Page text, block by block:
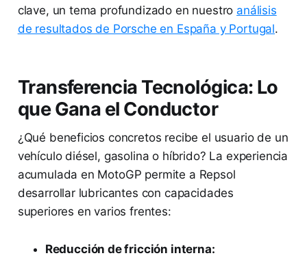
clave, un tema profundizado en nuestro análisis
de resultados de Porsche en España y Portugal.
Transferencia Tecnológica: Lo
que Gana el Conductor
¿Qué beneficios concretos recibe el usuario de un
vehículo diésel, gasolina o híbrido? La experiencia
acumulada en MotoGP permite a Repsol
desarrollar lubricantes con capacidades
superiores en varios frentes:
Reducción de fricción interna: